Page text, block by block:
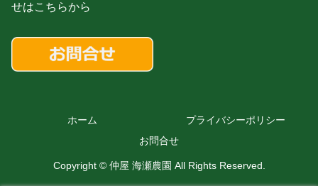
せはこちらから
ホーム
プライバシーポリシー
お問合せ
Copyright © 仲屋 海瀬農園 All Rights Reserved.